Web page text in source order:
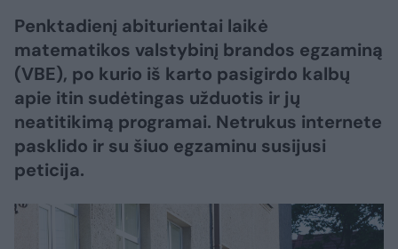
Penktadienį abiturientai laikė
matematikos valstybinį brandos egzaminą
(VBE), po kurio iš karto pasigirdo kalbų
apie itin sudėtingas užduotis ir jų
neatitikimą programai. Netrukus internete
pasklido ir su šiuo egzaminu susijusi
peticija.